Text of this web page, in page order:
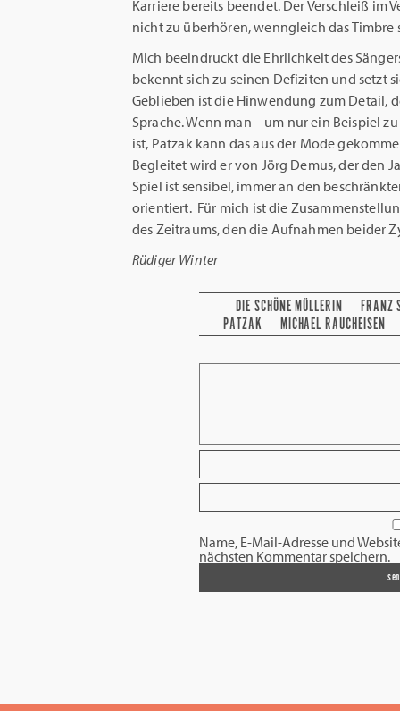
Karriere bereits beendet. Der Verschleiß
nicht zu überhören, wenngleich das Timbre
Mich beeindruckt die Ehrlichkeit des
bekennt sich zu seinen Defiziten und setzt
Geblieben ist die Hinwendung zum Detail,
Sprache. Wenn man – um nur ein Beispiel
ist, Patzak kann das aus der Mode
Begleitet wird er von Jörg Demus, der den
Spiel ist sensibel, immer an den
orientiert. Für mich ist die
des Zeitraums, den die Aufnahmen beider
Rüdiger Winter
DIE SCHÖNE MÜLLERIN
FRANZ
PATZAK
MICHAEL RAUCHEISEN
Name, E-Mail-Adresse und
nächsten Kommentar speichern.